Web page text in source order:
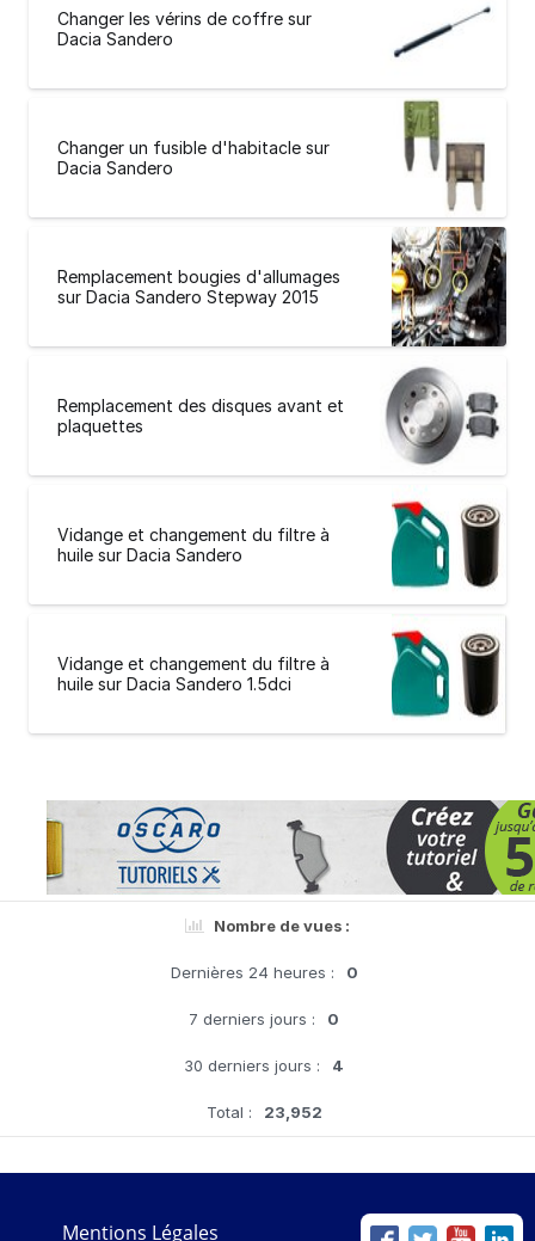
Changer les vérins de coffre sur
Dacia Sandero
Changer un fusible d'habitacle sur
Dacia Sandero
Remplacement bougies d'allumages
sur Dacia Sandero Stepway 2015
Remplacement des disques avant et
plaquettes
Vidange et changement du filtre à
huile sur Dacia Sandero
Vidange et changement du filtre à
huile sur Dacia Sandero 1.5dci
Nombre de vues :
Dernières 24 heures : 0
7 derniers jours : 0
30 derniers jours : 4
Total : 23,952
Mentions Légales